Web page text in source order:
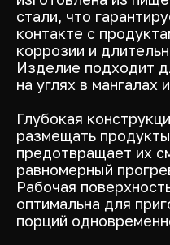
стали, что
контакте с
коррозии и
Изделие подходит
на углях в мангалах
Глубокая
размещать
предотвращает их
равномерный
Рабочая
оптимальна для
порций